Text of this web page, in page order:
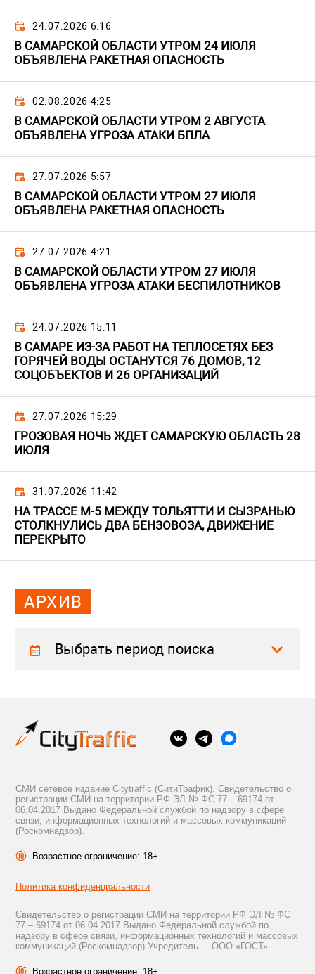
24.07.2026 6:16
В САМАРСКОЙ ОБЛАСТИ УТРОМ 24 ИЮЛЯ
ОБЪЯВЛЕНА РАКЕТНАЯ ОПАСНОСТЬ
02.08.2026 4:25
В САМАРСКОЙ ОБЛАСТИ УТРОМ 2 АВГУСТА
ОБЪЯВЛЕНА УГРОЗА АТАКИ БПЛА
27.07.2026 5:57
В САМАРСКОЙ ОБЛАСТИ УТРОМ 27 ИЮЛЯ
ОБЪЯВЛЕНА РАКЕТНАЯ ОПАСНОСТЬ
27.07.2026 4:21
В САМАРСКОЙ ОБЛАСТИ УТРОМ 27 ИЮЛЯ
ОБЪЯВЛЕНА УГРОЗА АТАКИ БЕСПИЛОТНИКОВ
24.07.2026 15:11
В САМАРЕ ИЗ-ЗА РАБОТ НА ТЕПЛОСЕТЯХ БЕЗ
ГОРЯЧЕЙ ВОДЫ ОСТАНУТСЯ 76 ДОМОВ, 12
СОЦОБЪЕКТОВ И 26 ОРГАНИЗАЦИЙ
27.07.2026 15:29
ГРОЗОВАЯ НОЧЬ ЖДЕТ САМАРСКУЮ ОБЛАСТЬ 28
ИЮЛЯ
31.07.2026 11:42
НА ТРАССЕ М-5 МЕЖДУ ТОЛЬЯТТИ И СЫЗРАНЬЮ
СТОЛКНУЛИСЬ ДВА БЕНЗОВОЗА, ДВИЖЕНИЕ
ПЕРЕКРЫТО
АРХИВ
Выбрать период поиска
СМИ сетевое издание Citytraffic (СитиТрафик). Свидетельство о
регистрации СМИ на территории РФ ЭЛ № ФС 77 – 69174 от
06.04.2017 Выдано Федеральной службой по надзору в сфере
связи, информационных технологий и массовых коммуникаций
(Роскомнадзор).
Возрастное ограничение: 18+
Политика конфиденциальности
Свидетельство о регистрации СМИ на территории РФ ЭЛ № ФС
77 – 69174 от 06.04.2017 Выдано Федеральной службой по
надзору в сфере связи, информационных технологий и массовых
коммуникаций (Роскомнадзор) Учредитель — ООО «ГОСТ»
Возрастное ограничение: 18+